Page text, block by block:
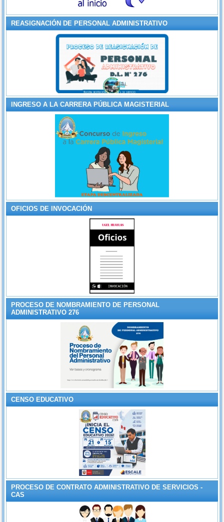
REASIGNACIÓN DE PERSONAL ADMINISTRATIVO
INGRESO A LA CARRERA PÚBLICA MAGISTERIAL
OFICIOS DE INVOCACIÓN
PROCESO DE NOMBRAMIENTO DE PERSONAL
ADMINISTRATIVO 276
CENSO EDUCATIVO
PROCESO DE CONTRATO ADMINISTRATIVO DE SERVICIOS -
CAS